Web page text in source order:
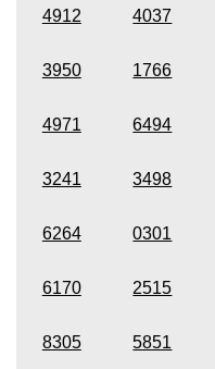
4912 4037
3950 1766
4971 6494
3241 3498
6264 0301
6170 2515
8305 5851